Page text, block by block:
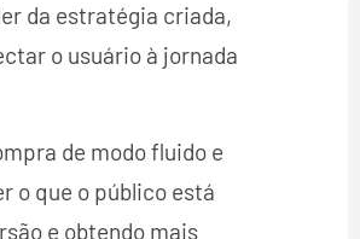
da estratégia criada,
o usuário à jornada
de modo fluido e
o que o público está
e obtendo mais